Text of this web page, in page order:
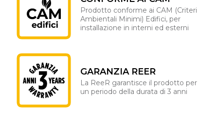
Prodotto conforme ai CAM (Criteri
Ambientali Minimi) Edifici, per
installazione in interni ed esterni
GARANZIA REER
La ReeR garantisce il prodotto per
un periodo della durata di 3 anni